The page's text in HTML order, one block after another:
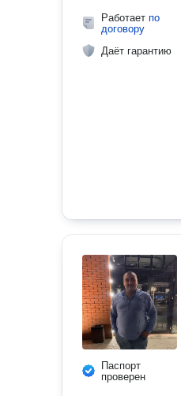
Работает по
договору
Даёт гарантию
Паспорт
проверен